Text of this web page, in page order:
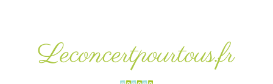
Leconcertpourtous.fr